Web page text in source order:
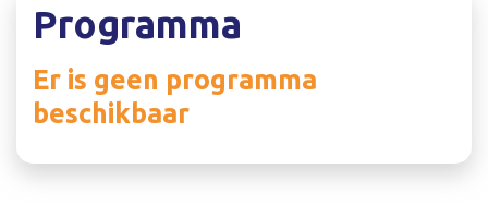
Programma
Er is geen programma
beschikbaar